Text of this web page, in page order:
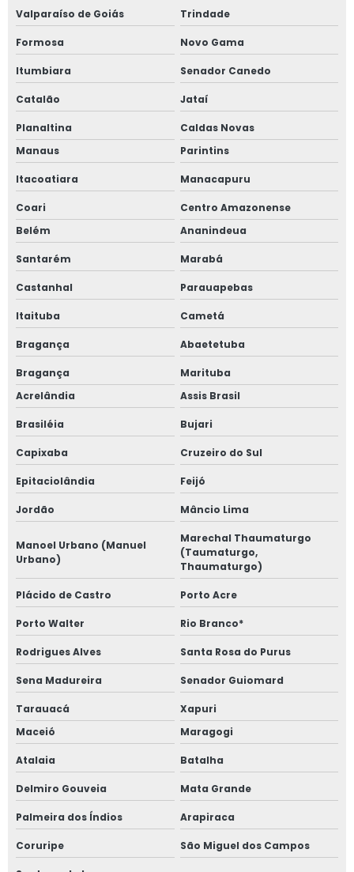
Valparaíso de Goiás Trindade
Formosa Novo Gama
Itumbiara Senador Canedo
Catalão Jataí
Planaltina
Caldas Novas
Manaus
Parintins
Itacoatiara Manacapuru
Coari
Centro Amazonense
Belém
Ananindeua
Santarém Marabá
Castanhal Parauapebas
Itaituba Cametá
Bragança Abaetetuba
Bragança
Marituba
Acrelândia
Assis Brasil
Brasiléia Bujari
Capixaba Cruzeiro do Sul
Epitaciolândia Feijó
Jordão Mâncio Lima
Manoel Urbano (Manuel
Urbano)
Marechal Thaumaturgo
(Taumaturgo,
Thaumaturgo)
Plácido de Castro Porto Acre
Porto Walter Rio Branco*
Rodrigues Alves Santa Rosa do Purus
Sena Madureira Senador Guiomard
Tarauacá
Xapuri
Maceió
Maragogi
Atalaia Batalha
Delmiro Gouveia Mata Grande
Palmeira dos Índios Arapiraca
Coruripe São Miguel dos Campos